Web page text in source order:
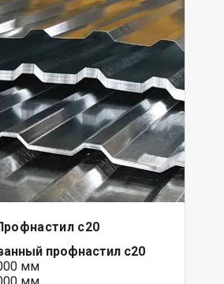
с20
профнастил с20
мм
мм